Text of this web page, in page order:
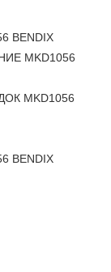
BENDIX
MKD1056
MKD1056
BENDIX